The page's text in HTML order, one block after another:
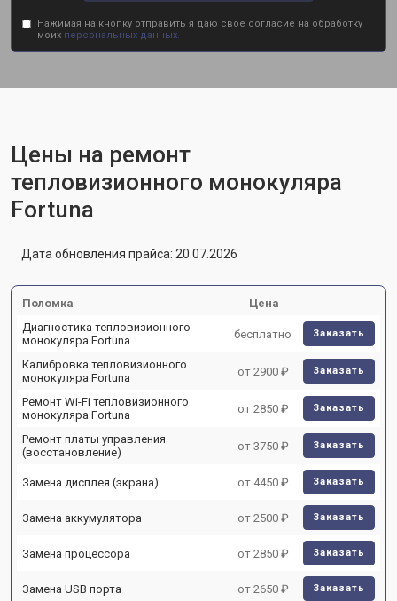
Нажимая на кнопку отправить я даю свое согласие на обработку
моих персональных данных.
Цены на ремонт
тепловизионного монокуляра
Fortuna
Дата обновления прайса: 20.07.2026
Поломка
Цена
Диагностика тепловизионного
монокуляра Fortuna
бесплатно Заказать
Калибровка тепловизионного
монокуляра Fortuna
от 2900 ₽ Заказать
Ремонт Wi-Fi тепловизионного
монокуляра Fortuna
от 2850 ₽ Заказать
Ремонт платы управления
(восстановление)
от 3750 ₽ Заказать
Замена дисплея (экрана) от 4450 ₽ Заказать
Замена аккумулятора от 2500 ₽ Заказать
Замена процессора от 2850 ₽ Заказать
Замена USB порта от 2650 ₽ Заказать